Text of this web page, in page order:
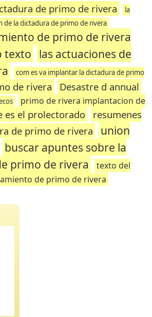
de primo de rivera
la
de la dictadura de primo de rivera
de primo de rivera
texto las actuaciones de
com es va implantar la dictadura de primo
de rivera Desastre d annual
primo de rivera implantacion de
es el prolectorado
resumenes
de primo de rivera
union
buscar apuntes sobre la
primo de rivera
texto del
de primo de rivera